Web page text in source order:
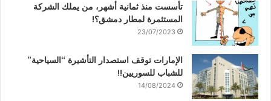
تأسست منذ ثمانية أشهر، من يملك الشركة
المستثمرة لمطار دمشق؟!
23/07/2023
الإمارات توقف استصدار التأشيرة “السياحية”
للشباب للسوريين!!
14/08/2024